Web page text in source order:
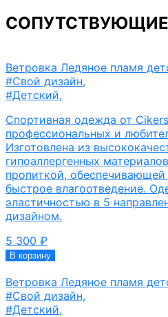
Ветровка Ледяное пламя
#Свой дизайн,
#Детский,
Спортивная одежда от
профессиональных и
Изготовлена из
гипоаллергенных
пропиткой,
быстрое влагоотведение.
эластичностью в 5
дизайном.
5 300 ₽
В корзину
Ветровка Ледяное пламя
#Свой дизайн,
#Детский,